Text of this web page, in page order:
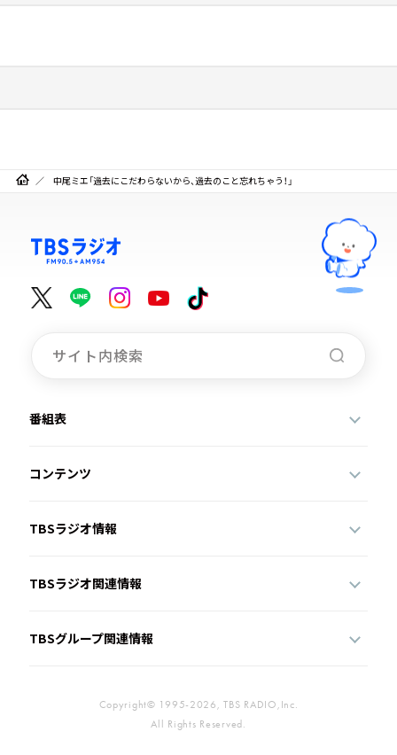
中尾ミエ「過去にこだわらないから、過去のこと忘れちゃう！」
番組表
コンテンツ
TBSラジオ情報
TBSラジオ関連情報
TBSグループ関連情報
Copyright© 1995-2026, TBS RADIO,Inc.
All Rights Reserved.